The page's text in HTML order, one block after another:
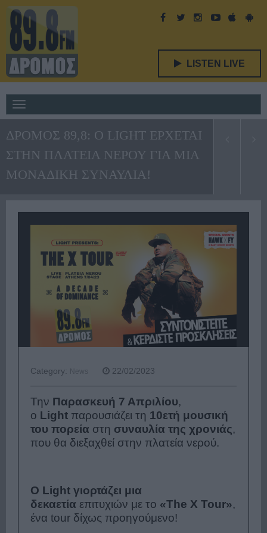
LISTEN LIVE
navigation
ΔΡΟΜΟΣ 89,8: Ο LIGHT ΕΡΧΕΤΑΙ
ΣΤΗΝ ΠΛΑΤΕΙΑ ΝΕΡΟΥ ΓΙΑ ΜΙΑ
ΜΟΝΑΔΙΚΗ ΣΥΝΑΥΛΙΑ!
Category: News 22/02/2023
Την Παρασκευή 7 Απριλίου,
ο Light παρουσιάζει τη 10ετή μουσική
του πορεία στη συναυλία της χρονιάς,
που θα διεξαχθεί στην πλατεία νερού.
O Light γιορτάζει μια
δεκαετία επιτυχιών με το «The X Tour»,
ένα tour δίχως προηγούμενο!